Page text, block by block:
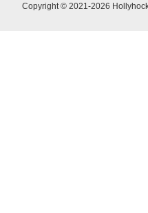
Copyright © 2021-2026